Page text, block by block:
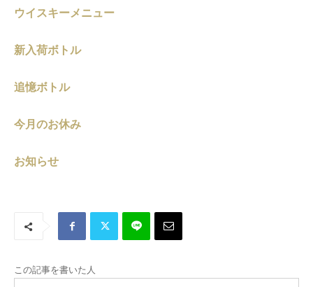
ウイスキーメニュー
新入荷ボトル
追憶ボトル
今月のお休み
お知らせ
この記事を書いた人